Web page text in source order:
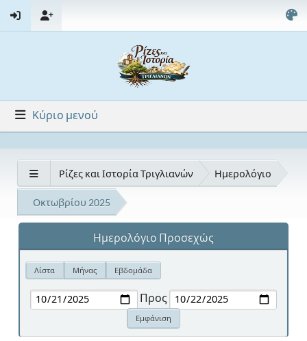
Κύριο μενού
Ρίζες και Ιστορία Τριγλιανών Ημερολόγιο
Οκτωβρίου 2025
Ημερολόγιο Προσεχώς
Λίστα Μήνας Εβδομάδα
Προς